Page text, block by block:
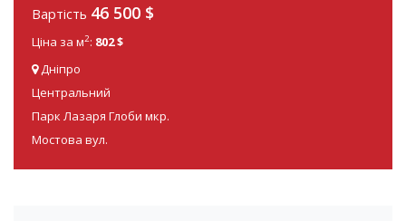
Вартість 46 500 $
Ціна за м2: 802 $
Дніпро
Центральний
Парк Лазаря Глоби мкр.
Мостова вул.